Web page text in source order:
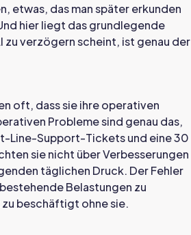
etwas, das man später erkunden
hier liegt das grundlegende
zu verzögern scheint, ist genau der
oft, dass sie ihre operativen
Probleme sind genau das,
Line-Support-Tickets und eine 30
sie nicht über Verbesserungen
täglichen Druck. Der Fehler
Belastungen zu
beschäftigt ohne sie.